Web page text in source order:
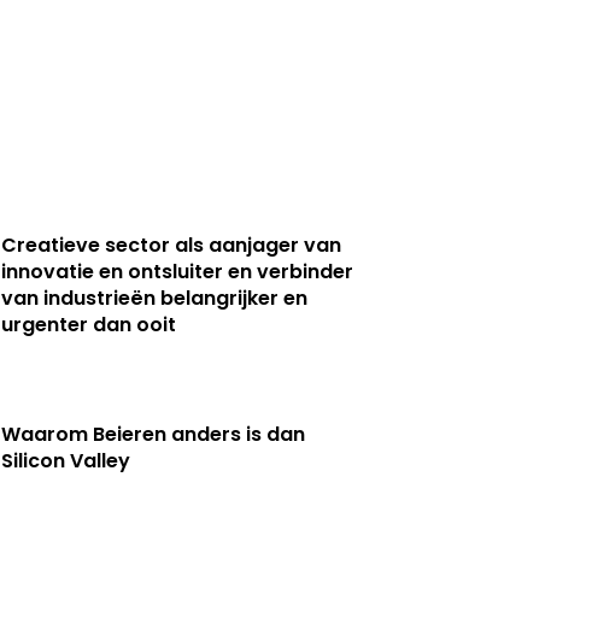
Creatieve sector als aanjager van
innovatie en ontsluiter en verbinder
van industrieën belangrijker en
urgenter dan ooit
Waarom Beieren anders is dan
Silicon Valley